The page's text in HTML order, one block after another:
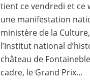
tient ce vendredi et ce
une manifestation
ministère de la
l’Institut national
château de
cadre, le Grand Prix...